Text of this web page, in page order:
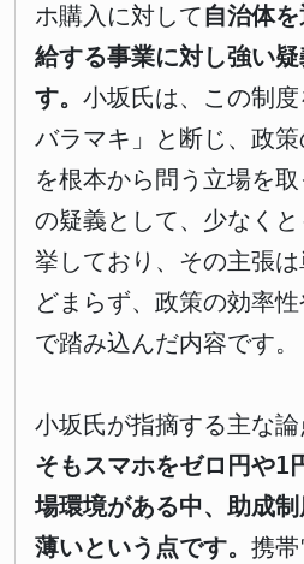
ホ購入に対して自治体
給する事業に対し強い
す。 小坂氏は、この制
バラマキ」と断じ、政
を根本から問う立場を
の疑義として、少なく
挙しており、その主張
どまらず、政策の効率
で踏み込んだ内容です。
小坂氏が指摘する主な論
そもスマホをゼロ円や1
場環境がある中、助成
薄いという点です。 携